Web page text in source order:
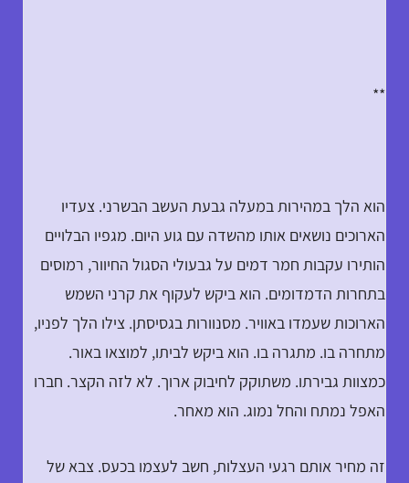
**
הוא הלך במהירות במעלה גבעת העשב הבשרני. צעדיו
הארוכים נושאים אותו מהשדה עם גוע היום. מגפיו הבלויים
הותירו עקבות חמר דמים על גבעולי הסגול החיוור, רמוסים
בתחרות הדמדומים. הוא ביקש לעקוף את קרני השמש
הארוכות שעמדו באוויר. מסנוורות בגסיסתן. צילו הלך לפניו,
מתחרה בו. מתגרה בו. הוא ביקש לביתו, למוצאו באור.
כמצוות גבירתו. משתוקק לחיבוק ארוך. לא לזה הקצר. חברו
האפל נמתח והחל נמוג. הוא מאחר.
זה מחיר אותם רגעי העצלות, חשב לעצמו בכעס. צבא של